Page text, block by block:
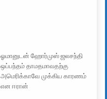
ஓமானுடன் ஹோர்முஸ் ஜலசந்தி
ஒப்பந்தம் தாமதமாவதற்கு
அமெரிக்காவே முக்கிய காரணம்
என ஈரான்